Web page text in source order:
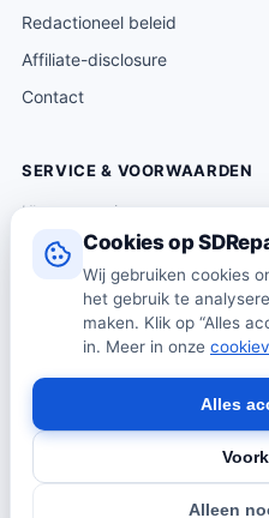
Cookies op
Wij gebruiken cookies
het gebruik te
maken. Klik op “Alles
in. Meer in onze
Alleen
Alles
Redactioneel beleid
Affiliate-disclosure
Contact
SERVICE & VOORWAARDEN
Klantenservice
Verzending & levering
Retourneren
Algemene voorwaarden